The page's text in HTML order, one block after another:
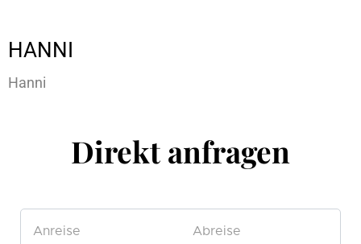
HANNI
Hanni
Direkt anfragen